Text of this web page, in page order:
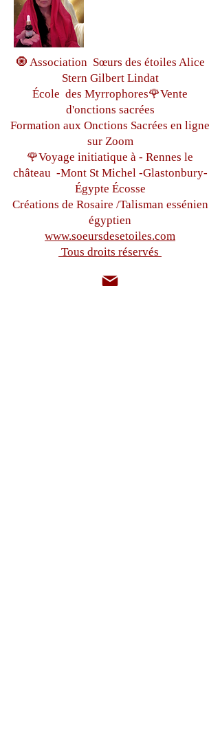
🧿 Association Sœurs des étoiles Alice
Stern Gilbert Lindat
École des Myrrophores🌹Vente
d'onctions sacrées
Formation aux Onctions Sacrées en ligne
sur Zoom
🌹Voyage initiatique à - Rennes le
château -Mont St Michel -Glastonbury-
Égypte Écosse
Créations de Rosaire /Talisman essénien
égyptien
www.soeursdesetoiles.com
Tous droits réservés